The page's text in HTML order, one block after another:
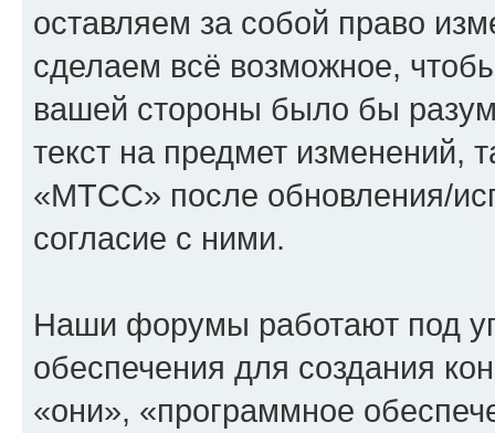
оставляем за собой право
сделаем всё возможное,
вашей стороны было бы
текст на предмет изменений,
«МТСС» после обновления/
согласие с ними.
Наши форумы работают под
обеспечения для создания
«они», «программное